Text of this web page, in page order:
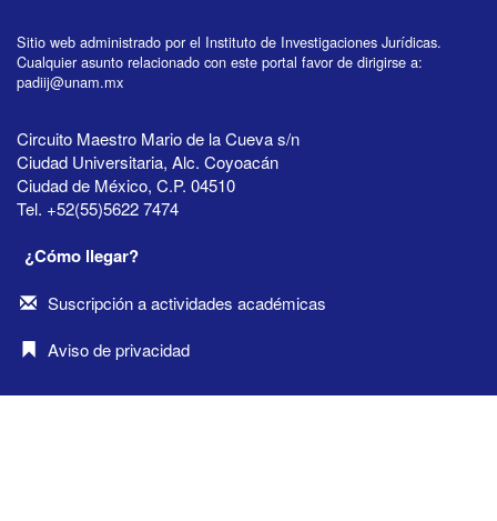
Sitio web administrado por el Instituto de Investigaciones Jurídicas.
Cualquier asunto relacionado con este portal favor de dirigirse a:
padiij@unam.mx
Circuito Maestro Mario de la Cueva s/n
Ciudad Universitaria, Alc. Coyoacán
Ciudad de México, C.P. 04510
Tel. +52(55)5622 7474
¿Cómo llegar?
Suscripción a actividades académicas
Aviso de privacidad